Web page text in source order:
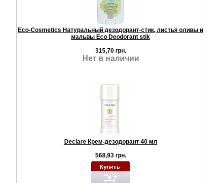
Eco-Cosmetics Натуральный дезодорант-стик, листья оливы и
мальвы Eco Deodorant stik
315,70 грн.
Нет в наличии
Declare Крем-дезодорант 40 мл
568,93 грн.